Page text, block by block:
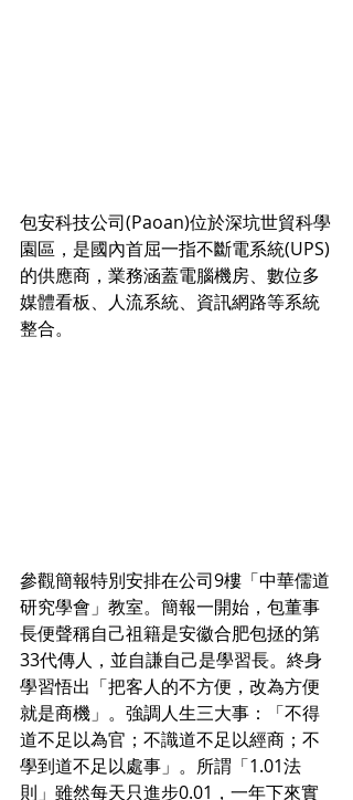
包安科技公司(Paoan)位於深坑世貿科學
園區，是國內首屈一指不斷電系統(UPS)
的供應商，業務涵蓋電腦機房、數位多
媒體看板、人流系統、資訊網路等系統
整合。
參觀簡報特別安排在公司9樓「中華儒道
研究學會」教室。簡報一開始，包董事
長便聲稱自己祖籍是安徽合肥包拯的第
33代傳人，並自謙自己是學習長。終身
學習悟出「把客人的不方便，改為方便
就是商機」。強調人生三大事：「不得
道不足以為官；不識道不足以經商；不
學到道不足以處事」。所謂「1.01法
則」雖然每天只進步0.01，一年下來實